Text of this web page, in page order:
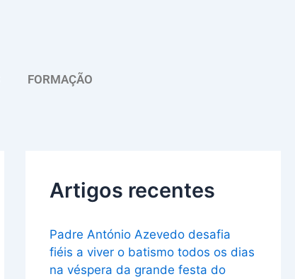
FORMAÇÃO
Artigos recentes
Padre António Azevedo desafia
fiéis a viver o batismo todos os dias
na véspera da grande festa do
u